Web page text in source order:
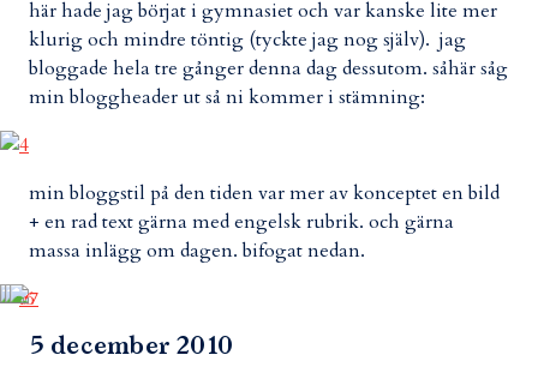
här hade jag börjat i gymnasiet och var kanske lite mer
klurig och mindre töntig (tyckte jag nog själv). jag
bloggade hela tre gånger denna dag dessutom. såhär såg
min bloggheader ut så ni kommer i stämning:
min bloggstil på den tiden var mer av konceptet en bild
+ en rad text gärna med engelsk rubrik. och gärna
massa inlägg om dagen. bifogat nedan.
5 december 2010